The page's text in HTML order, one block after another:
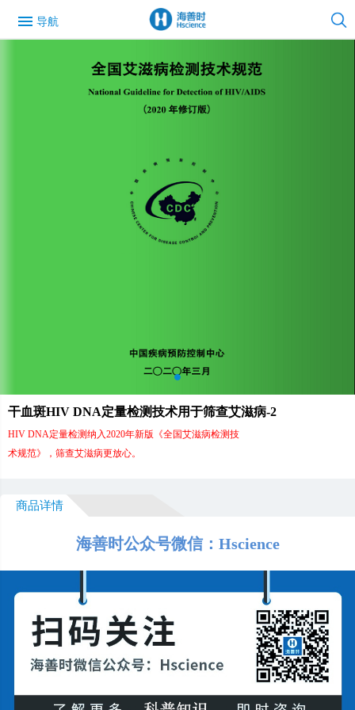
menu 导航
干血斑HIV DNA定量检测技术用于筛查艾滋病-2
HIV DNA定量检测纳入2020年新版《全国艾滋病检测技
术规范》，筛查艾滋病更放心。
商品详情
海善时公众号微信：Hscience